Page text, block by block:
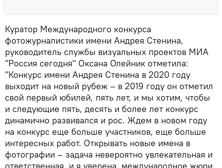
Куратор Международного конкурса
фотожурналистики имени Андрея Стенина,
руководитель службы визуальных проектов МИА
"Россия сегодня" Оксана Олейник отметила:
"Конкурс имени Андрея Стенина в 2020 году
выходит на новый рубеж – в 2019 году он отметил
свой первый юбилей, пять лет, и мы хотим, чтобы
и следующие пять, десять и более лет конкурс
динамично развивался и рос. Ждем в новом году
на конкурс еще больше участников, еще больше
интересных работ. Открывать новые имена в
фотографии – задача невероятно увлекательная и